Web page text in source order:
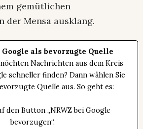
gemütlichen
der Mensa ausklang.
Google als bevorzugte Quelle
Nachrichten aus dem Kreis
schneller finden? Dann wählen Sie
Quelle aus. So geht es:
den Button „NRWZ bei Google
bevorzugen“.